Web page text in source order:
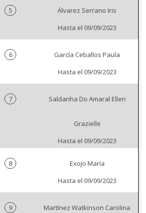
5
Álvarez Serrano Iris
Hasta el 09/09/2023
6
García Ceballos Paula
Hasta el 09/09/2023
7 Saldanha Do Amaral Ellen
Grazielle
Hasta el 09/09/2023
8
Exojo María
Hasta el 09/09/2023
9
Martínez Watkinson Carolina